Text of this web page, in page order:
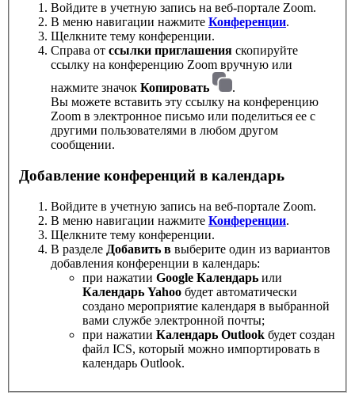
Войдите в учетную запись на веб-портале Zoom.
В меню навигации нажмите Конференции.
Щелкните тему конференции.
Справа от ссылки приглашения скопируйте
ссылку на конференцию Zoom вручную или
нажмите значок Копировать
.
Вы можете вставить эту ссылку на конференцию
Zoom в электронное письмо или поделиться ее с
другими пользователями в любом другом
сообщении.
Добавление конференций в календарь
Войдите в учетную запись на веб-портале Zoom.
В меню навигации нажмите Конференции.
Щелкните тему конференции.
В разделе Добавить в выберите один из вариантов
добавления конференции в календарь:
при нажатии Google Календарь или
Календарь Yahoo будет автоматически
создано мероприятие календаря в выбранной
вами службе электронной почты;
при нажатии Календарь Outlook будет создан
файл ICS, который можно импортировать в
календарь Outlook.